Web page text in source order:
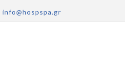
info@hospspa.gr